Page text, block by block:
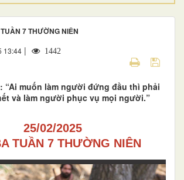
7 THƯỜNG NIÊN
13:44 | 1442
“Ai muốn làm người đứng đầu thì phải
và làm người phục vụ mọi người.”
25/02/2025
TUẦN 7 THƯỜNG NIÊN